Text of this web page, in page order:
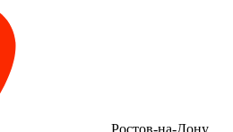
Ростов-на-Дону